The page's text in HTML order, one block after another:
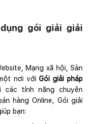
gói giải giải
Mạng xã hội, Sàn
nơi vớiGói giải pháp
các tính năng chuyên
hàng Online, Gói giải
bạn: